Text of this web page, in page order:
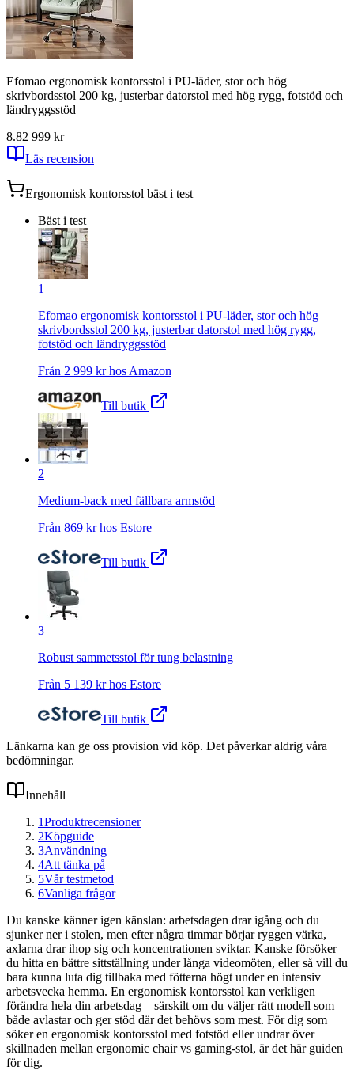
Efomao ergonomisk kontorsstol i PU-läder, stor och hög
skrivbordsstol 200 kg, justerbar datorstol med hög rygg, fotstöd och
ländryggsstöd
8.82 999 kr
Läs recension
Ergonomisk kontorsstol bäst i test
Bäst i test
1
Efomao ergonomisk kontorsstol i PU-läder, stor och hög
skrivbordsstol 200 kg, justerbar datorstol med hög rygg,
fotstöd och ländryggsstöd
Från 2 999 kr hos Amazon
Till butik
2
Medium-back med fällbara armstöd
Från 869 kr hos Estore
Till butik
3
Robust sammetsstol för tung belastning
Från 5 139 kr hos Estore
Till butik
Länkarna kan ge oss provision vid köp. Det påverkar aldrig våra
bedömningar.
Innehåll
1Produktrecensioner
2Köpguide
3Användning
4Att tänka på
5Vår testmetod
6Vanliga frågor
Du kanske känner igen känslan: arbetsdagen drar igång och du
sjunker ner i stolen, men efter några timmar börjar ryggen värka,
axlarna drar ihop sig och koncentrationen sviktar. Kanske försöker
du hitta en bättre sittställning under långa videomöten, eller så vill du
bara kunna luta dig tillbaka med fötterna högt under en intensiv
arbetsvecka hemma. En ergonomisk kontorsstol kan verkligen
förändra hela din arbetsdag – särskilt om du väljer rätt modell som
både avlastar och ger stöd där det behövs som mest. För dig som
söker en ergonomisk kontorsstol med fotstöd eller undrar över
skillnaden mellan ergonomic chair vs gaming-stol, är det här guiden
för dig.